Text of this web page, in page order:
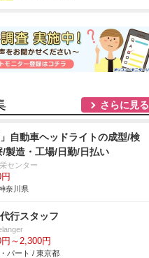
さらに見る
」自動車ヘッドライトの成型/検
/製造・工場/日勤/日払い
センター
奈川県
行スタッフ
～2,300円
パート / 東京都